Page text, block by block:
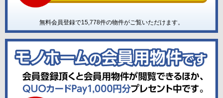
無料会員登録で15,778件の物件がご覧いただけます。